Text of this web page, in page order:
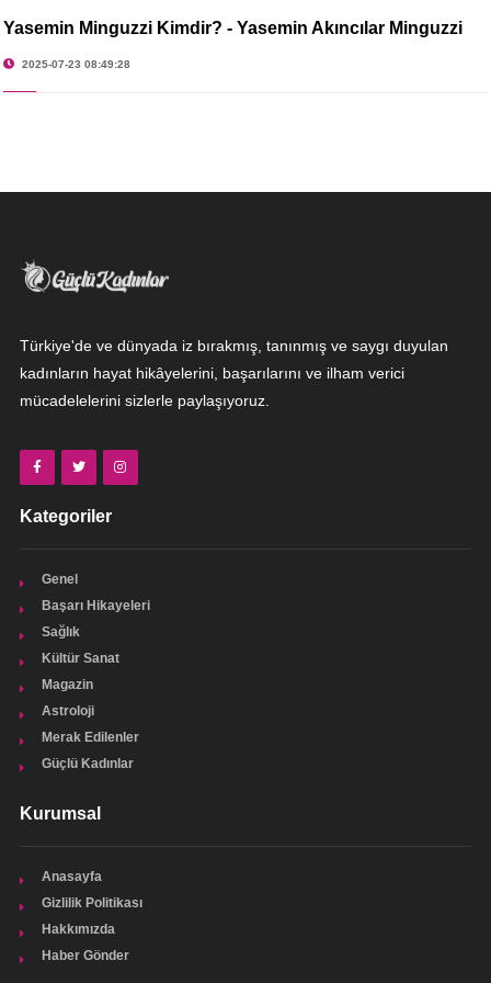
Yasemin Minguzzi Kimdir? - Yasemin Akıncılar Minguzzi
2025-07-23 08:49:28
Türkiye'de ve dünyada iz bırakmış, tanınmış ve saygı duyulan
kadınların hayat hikâyelerini, başarılarını ve ilham verici
mücadelelerini sizlerle paylaşıyoruz.
Kategoriler
Genel
Başarı Hikayeleri
Sağlık
Kültür Sanat
Magazin
Astroloji
Merak Edilenler
Güçlü Kadınlar
Kurumsal
Anasayfa
Gizlilik Politikası
Hakkımızda
Haber Gönder